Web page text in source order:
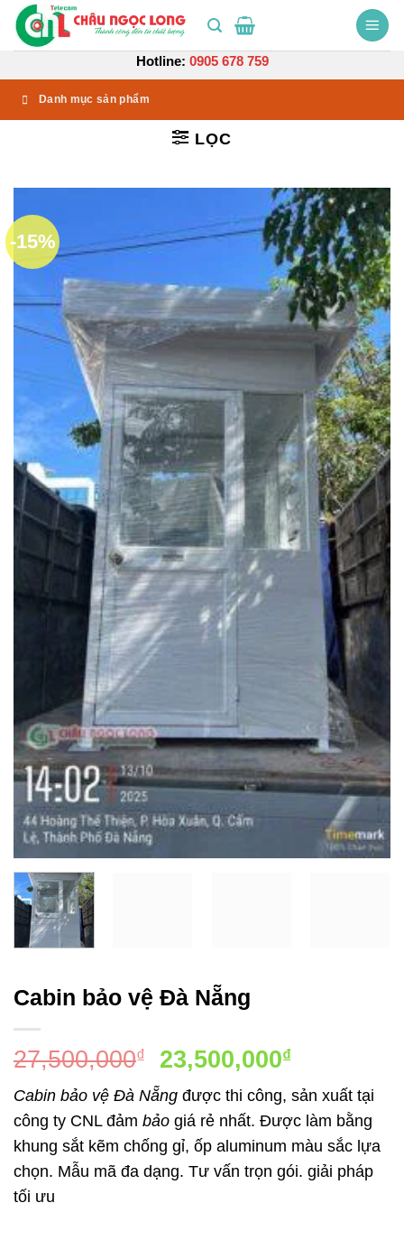
Bỏ
qua
Hotline: 0905 678 759
Danh mục sản phẩm
LỌC
-15%
Cabin bảo vệ Đà Nẵng
27,500,000₫
Giá
gốc
là:
27,500,000₫.
23,500,000₫Giá
hiện
tại
là:
Cabin bảo vệ Đà Nẵng được thi công, sản xuất tại
công ty CNL đảm bảo giá rẻ nhất. Được làm bằng
khung sắt kẽm chống gỉ, ốp aluminum màu sắc lựa
chọn. Mẫu mã đa dạng. Tư vấn trọn gói. giải pháp
tối ưu